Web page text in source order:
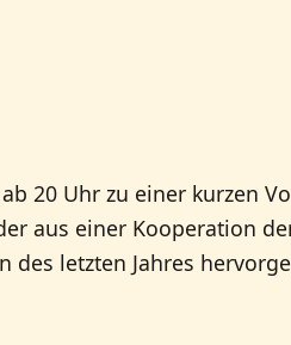
20 Uhr zu einer kurzen
aus einer Kooperation
letzten Jahres